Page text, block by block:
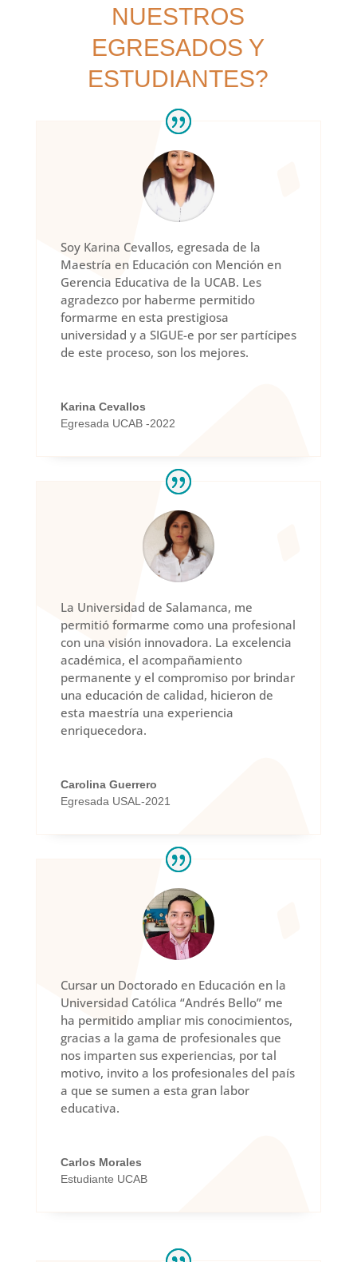
NUESTROS
EGRESADOS Y
ESTUDIANTES?
Soy Karina Cevallos, egresada de la
Maestría en Educación con Mención en
Gerencia Educativa de la UCAB. Les
agradezco por haberme permitido
formarme en esta prestigiosa
universidad y a SIGUE-e por ser partícipes
de este proceso, son los mejores.
Karina Cevallos
Egresada UCAB -2022
La Universidad de Salamanca, me
permitió formarme como una profesional
con una visión innovadora. La excelencia
académica, el acompañamiento
permanente y el compromiso por brindar
una educación de calidad, hicieron de
esta maestría una experiencia
enriquecedora.
Carolina Guerrero
Egresada USAL-2021
Cursar un Doctorado en Educación en la
Universidad Católica “Andrés Bello” me
ha permitido ampliar mis conocimientos,
gracias a la gama de profesionales que
nos imparten sus experiencias, por tal
motivo, invito a los profesionales del país
a que se sumen a esta gran labor
educativa.
Carlos Morales
Estudiante UCAB